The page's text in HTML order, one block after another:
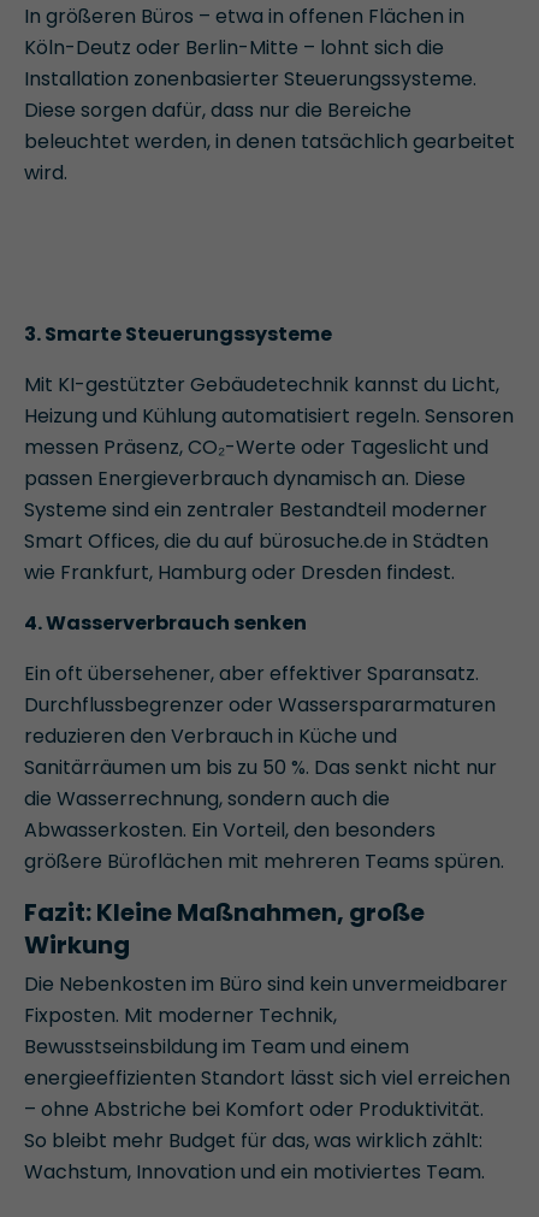
In größeren Büros – etwa in offenen Flächen in
Köln-Deutz oder Berlin-Mitte – lohnt sich die
Installation zonenbasierter Steuerungssysteme.
Diese sorgen dafür, dass nur die Bereiche
beleuchtet werden, in denen tatsächlich gearbeitet
wird.
3. Smarte Steuerungssysteme
Mit KI-gestützter Gebäudetechnik kannst du Licht,
Heizung und Kühlung automatisiert regeln. Sensoren
messen Präsenz, CO₂-Werte oder Tageslicht und
passen Energieverbrauch dynamisch an. Diese
Systeme sind ein zentraler Bestandteil moderner
Smart Offices, die du auf bürosuche.de in Städten
wie Frankfurt, Hamburg oder Dresden findest.
4. Wasserverbrauch senken
Ein oft übersehener, aber effektiver Sparansatz.
Durchflussbegrenzer oder Wasserspararmaturen
reduzieren den Verbrauch in Küche und
Sanitärräumen um bis zu 50 %. Das senkt nicht nur
die Wasserrechnung, sondern auch die
Abwasserkosten. Ein Vorteil, den besonders
größere Büroflächen mit mehreren Teams spüren.
Fazit: Kleine Maßnahmen, große
Wirkung
Die Nebenkosten im Büro sind kein unvermeidbarer
Fixposten. Mit moderner Technik,
Bewusstseinsbildung im Team und einem
energieeffizienten Standort lässt sich viel erreichen
– ohne Abstriche bei Komfort oder Produktivität.
So bleibt mehr Budget für das, was wirklich zählt:
Wachstum, Innovation und ein motiviertes Team.